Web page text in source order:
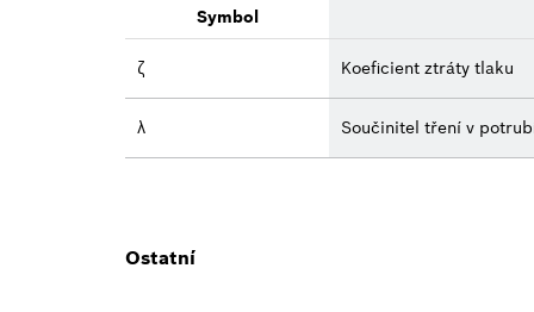
Symbol
ζ Koeficient ztráty tlaku
λ Součinitel tření v
Ostatní